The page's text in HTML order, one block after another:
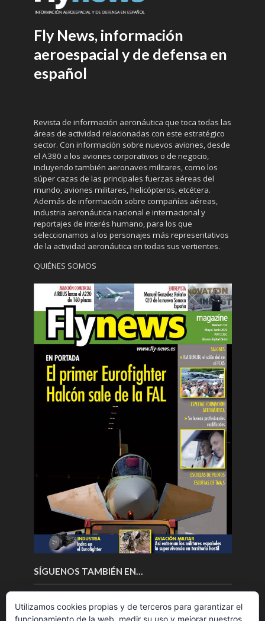
Fly News, información
aeroespacial y de defensa en
español
Revista de información aeronáutica que toca todas las
áreas de actividad relacionadas con este estratégico
sector. Con información sobre nuevos aviones, desde
el A380 a los aviones corporativos o de negocio,
incluyendo también aeronaves militares, como los
súper cazas de las principales fuerzas aéreas del
mundo, aviones militares, helicópteros, etcétera.
Además de información sobre compañías aéreas,
industria aeronáutica nacional e internacional y
reportajes de interés humano, para los que
seleccionamos a los personajes más representativos
de la actividad aeronáutica en todas sus vertientes.
QUIÉNES SOMOS
SÍGUENOS TAMBIÉN EN…
Utilizamos cookies propias y de terceros para garantizar el
funcionamiento de la web, medir su uso y mejorar nuestros